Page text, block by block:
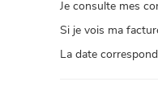
Je consulte mes
Si je vois ma
La date